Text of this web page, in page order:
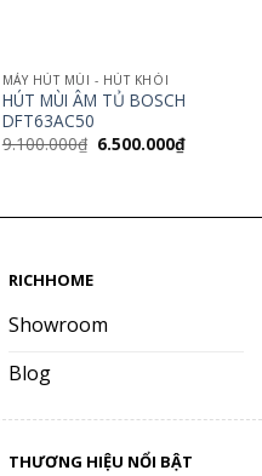
MÁY HÚT MÙI - HÚT KHÓI
HÚT MÙI ÂM TỦ BOSCH
DFT63AC50
9.100.000₫ Giá
gốc
6.500.000₫Giá
hiện
RICHHOME
Showroom
Blog
THƯƠNG HIỆU NỔI BẬT